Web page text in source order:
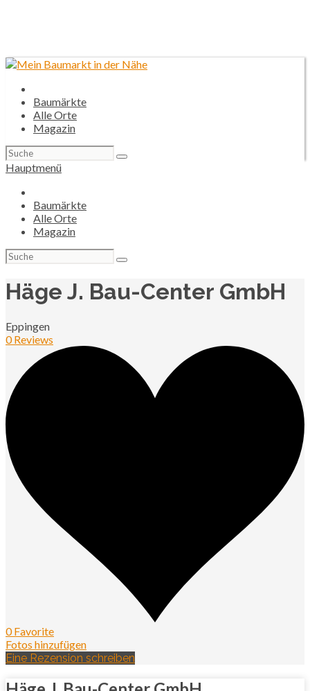
Baumärkte
Alle Orte
Magazin
Suchen
nach:
Hauptmenü
Baumärkte
Alle Orte
Magazin
Suchen
nach:
Häge J. Bau-Center GmbH
Eppingen
0 Reviews
0 Favorite
Fotos hinzufügen
Eine Rezension schreiben